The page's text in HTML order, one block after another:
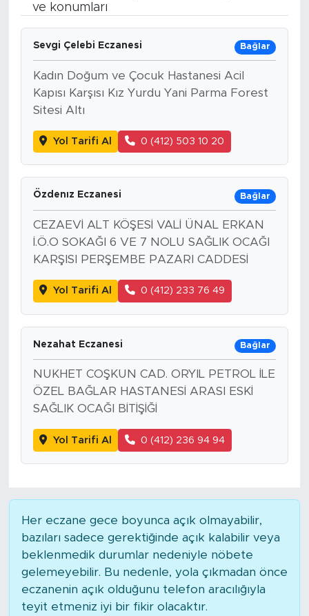
ve konumları
Sevgi Çelebi Eczanesi Bağlar
Kadın Doğum ve Çocuk Hastanesi Acil
Kapısı Karşısı Kız Yurdu Yani Parma Forest
Sitesi Altı
Yol Tarifi Al 0 (412) 503 10 20
Özdenız Eczanesi Bağlar
CEZAEVİ ALT KÖŞESİ VALİ ÜNAL ERKAN
İ.Ö.O SOKAĞI 6 VE 7 NOLU SAĞLIK OCAĞI
KARŞISI PERŞEMBE PAZARI CADDESİ
Yol Tarifi Al 0 (412) 233 76 49
Nezahat Eczanesi Bağlar
NUKHET COŞKUN CAD. ORYIL PETROL İLE
ÖZEL BAĞLAR HASTANESİ ARASI ESKİ
SAĞLIK OCAĞI BİTİŞİĞİ
Yol Tarifi Al 0 (412) 236 94 94
Her eczane gece boyunca açık olmayabilir,
bazıları sadece gerektiğinde açık kalabilir veya
beklenmedik durumlar nedeniyle nöbete
gelemeyebilir. Bu nedenle, yola çıkmadan önce
eczanenin açık olduğunu telefon aracılığıyla
teyit etmeniz iyi bir fikir olacaktır.
ANALİZ
KULİS
YAZARLAR
DİNİ
POLİTİKA
EKONOMİ
SPOR
KÜLTÜR SANAT
YAŞAM
TARİHTEN GÜNÜMÜZE
SAĞLIK
SİYASET